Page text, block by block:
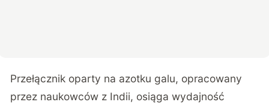
Przełącznik oparty na azotku galu, opracowany
przez naukowców z Indii, osiąga wydajność